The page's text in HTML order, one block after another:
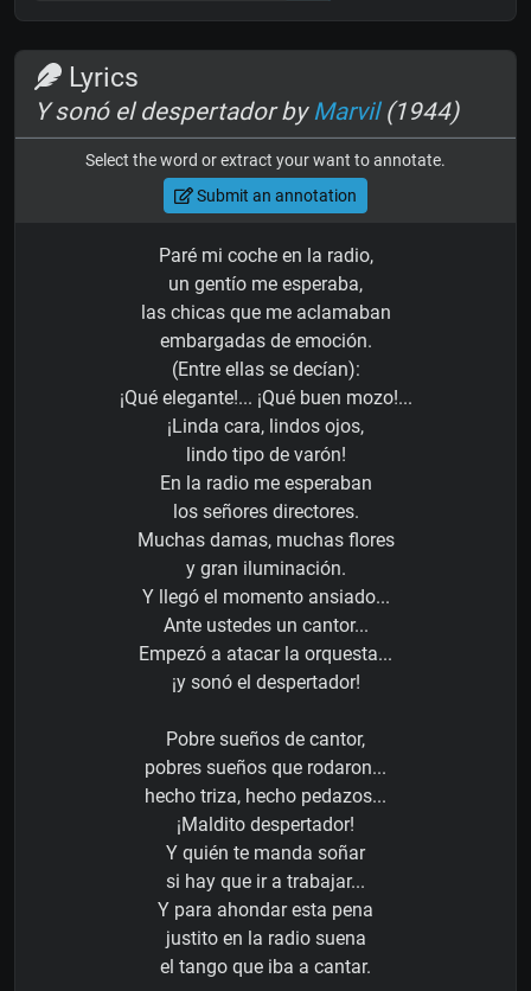
Lyrics
Y sonó el despertador byMarvil(1944)
Select the word or extract your want to annotate.
Submit an annotation
Paré mi coche en la radio,
un gentío me esperaba,
las chicas que me aclamaban
embargadas de emoción.
(Entre ellas se decían):
¡Qué elegante!... ¡Qué buen mozo!...
¡Linda cara, lindos ojos,
lindo tipo de varón!
En la radio me esperaban
los señores directores.
Muchas damas, muchas flores
y gran iluminación.
Y llegó el momento ansiado...
Ante ustedes un cantor...
Empezó a atacar la orquesta...
¡y sonó el despertador!
Pobre sueños de cantor,
pobres sueños que rodaron...
hecho triza, hecho pedazos...
¡Maldito despertador!
Y quién te manda soñar
si hay que ir a trabajar...
Y para ahondar esta pena
justito en la radio suena
el tango que iba a cantar.